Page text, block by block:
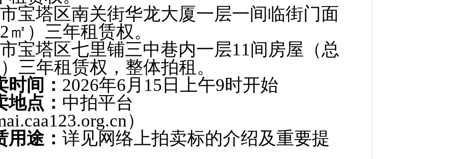
塔区南关街华龙大厦一层一间临街门面
㎡）三年租赁权。
塔区七里铺三中巷内一层11间房屋（总
三年租赁权，整体拍租。
间： 2026年6月15日上午9时开始
地点： 中拍平台
）
用途： 详见网络上拍卖标的介绍及重要提